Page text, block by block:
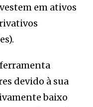
em ativos
ferramenta
devido à sua
baixo